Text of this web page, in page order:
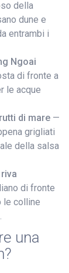
della
dune e
entrambi i
Ngoai
di fronte a
le acque
di mare —
grigliati
della salsa
di fronte
le colline
una